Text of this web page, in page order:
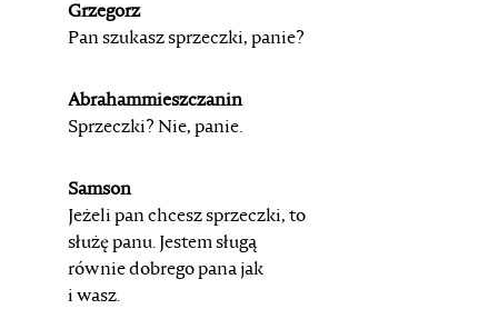
Grzegorz
Pan szukasz sprzeczki, panie?
Abrahammieszczanin
Sprzeczki? Nie, panie.
Samson
Jeżeli pan chcesz sprzeczki, to
służę panu. Jestem sługą
równie dobrego pana jak
i wasz.